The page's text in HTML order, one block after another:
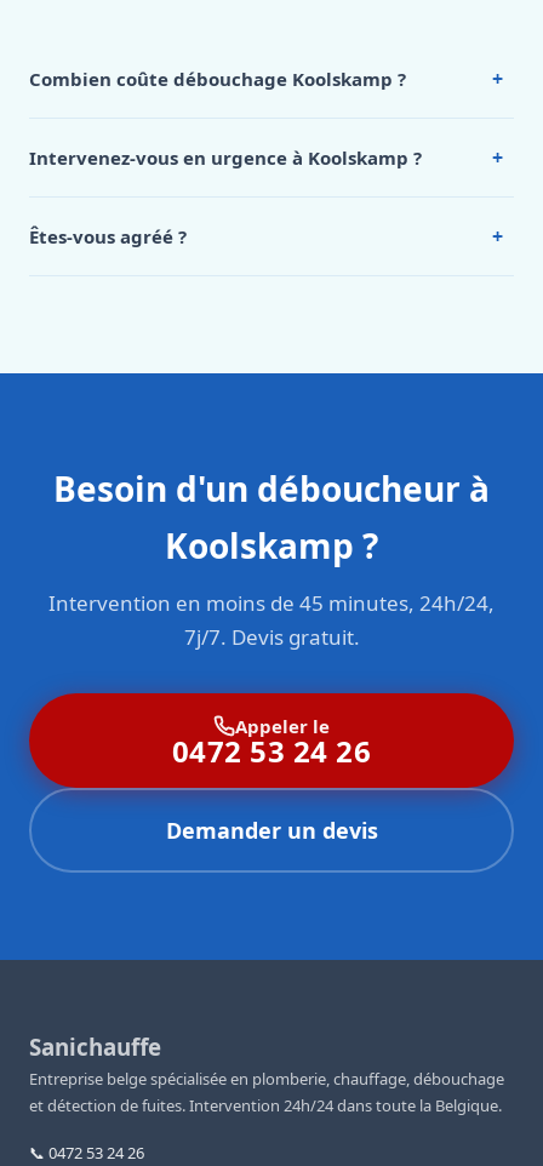
Combien coûte débouchage Koolskamp ? +
Koolskamp, appelez le 0472 53 24 26.
Intervenez-vous en urgence à Koolskamp ? +
Êtes-vous agréé ? +
Besoin d'un déboucheur à
Koolskamp ?
Intervention en moins de 45 minutes, 24h/24,
7j/7. Devis gratuit.
Appeler le
0472 53 24 26
Demander un devis
Sanichauffe
Entreprise belge spécialisée en plomberie, chauffage, débouchage
et détection de fuites. Intervention 24h/24 dans toute la Belgique.
📞 0472 53 24 26